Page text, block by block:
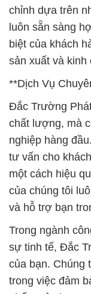
chỉnh dựa trên
luôn sẵn sàng
biệt của khách
sản xuất và kinh
**Dịch Vụ
Đắc Trường
chất lượng, mà
nghiệp hàng
tư vấn cho
một cách hiệu
của chúng tôi
và hỗ trợ bạn
Trong ngành
sự tinh tế, Đắc
của bạn. Chúng
trong việc đảm